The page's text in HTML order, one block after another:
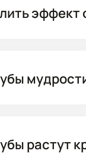
эффект
растут